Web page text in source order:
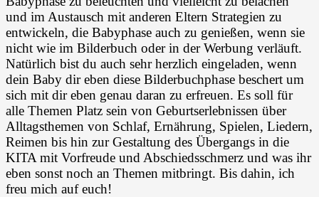
und im Austausch mit anderen Eltern Strategien zu
entwickeln, die Babyphase auch zu genießen, wenn sie
nicht wie im Bilderbuch oder in der Werbung verläuft.
Natürlich bist du auch sehr herzlich eingeladen, wenn
dein Baby dir eben diese Bilderbuchphase beschert um
sich mit dir eben genau daran zu erfreuen. Es soll für
alle Themen Platz sein von Geburtserlebnissen über
Alltagsthemen von Schlaf, Ernährung, Spielen, Liedern,
Reimen bis hin zur Gestaltung des Übergangs in die
KITA mit Vorfreude und Abschiedsschmerz und was ihr
eben sonst noch an Themen mitbringt. Bis dahin, ich
freu mich auf euch!